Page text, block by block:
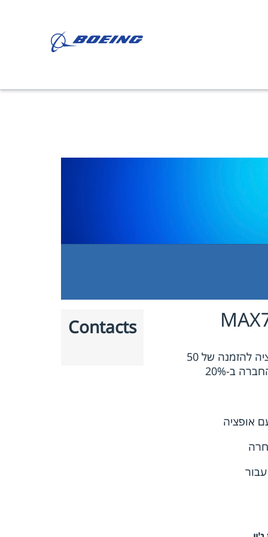
חברת התעופה האמריקאית הצומחת מבצעת הזמנה ישירה ראשונה של 50 מטוסי בואינגMAX 737, עם אופציה להזמנה של 50
Contacts